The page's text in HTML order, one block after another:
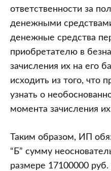
ответственности за
денежными
денежные средства
приобретателю в
зачисления их на его
исходить из того, что
узнать о
момента зачисления их
Таким образом, ИП
“Б” сумму
размере 17100000